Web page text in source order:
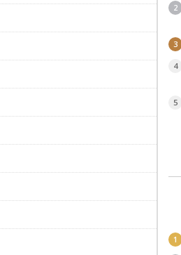
2
3
4
5
1